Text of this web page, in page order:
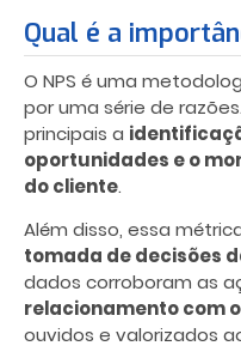
Qual é a
O NPS é uma
por uma série de
principais a
oportunidades e o
do cliente.
Além disso, essa
tomada de decisões
dados corroboram as
relacionamento com
ouvidos e valorizados